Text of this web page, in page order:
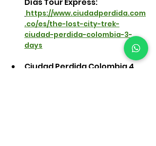
https://www.ciudadperdida.com
.co/es/the-lost-city-trek-
ciudad-perdida-colombia-3-
days
Ciudad Perdida Colombia 4